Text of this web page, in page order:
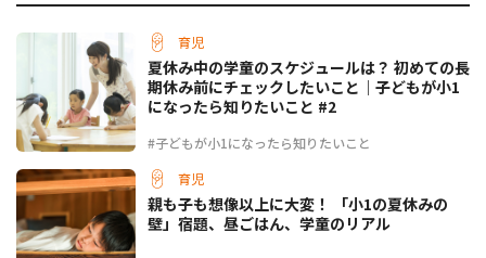
育児
#子どもが小1になったら知りたいこと
夏休み中の学童のスケジュールは？ 初めての長
期休み前にチェックしたいこと｜子どもが小1
になったら知りたいこと #2
育児
親も子も想像以上に大変！ 「小1の夏休みの
壁」宿題、昼ごはん、学童のリアル